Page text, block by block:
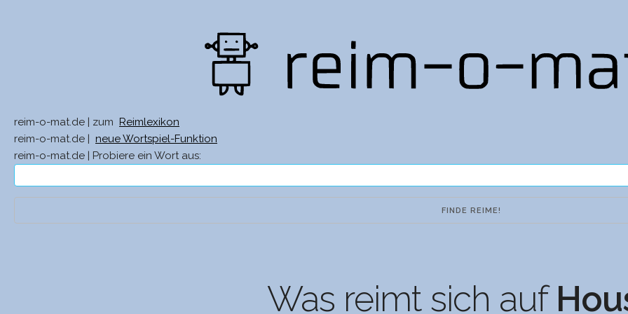
reim-o-mat.de | zum
Reimlexikon
reim-o-mat.de |
neue Wortspiel-Funktion
reim-o-mat.de | Probiere ein Wort aus:
Was reimt sich auf